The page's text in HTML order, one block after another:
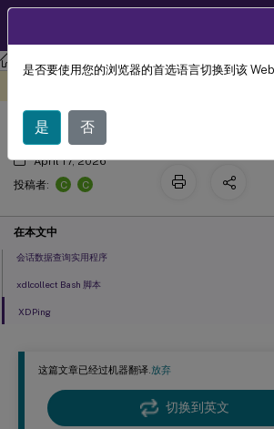
Linux 虚拟投递代理 Linux Virtual Delivery
这篇文章已经过机器翻译.放弃
切换到英文
工具和实用程序
April 17, 2026
投稿者:
C C
在本文中
会话数据查询实用程序
xdlcollect Bash 脚本
XDPing
是否要使用您的浏览器的首选语言切换到该
是 否